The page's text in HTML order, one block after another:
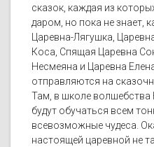
сказок, каждая из
даром, но пока не знает,
Царевна-Лягушка,
Коса, Спящая Царевна
Несмеяна и Царевна
отправляются на
Там, в школе волшебства
будут обучаться всем
всевозможные чудеса.
настоящей царевной не